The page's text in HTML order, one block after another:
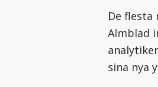
De flesta
Almblad
sina nya